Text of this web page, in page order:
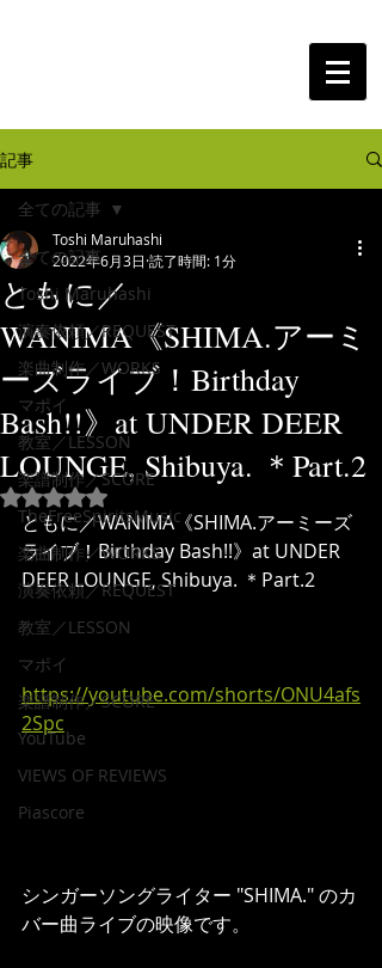
記事
全ての記事
Toshi Maruhashi
演奏依頼／REQUEST
楽曲制作／WORKS
マポイ
教室／LESSON
楽譜制作／SCORE
TheFreeSpiritsMusic
楽曲制作／WORKS
演奏依頼／REQUEST
教室／LESSON
マポイ
楽譜制作／SCORE
YouTube
VIEWS OF REVIEWS
Piascore
全ての記事
ともに／
WANIMA《SHIMA.アーミ
ーズライブ！Birthday
Bash!!》at UNDER DEER
LOUNGE, Shibuya. ＊Part.2
Toshi Maruhashi
2022年6月3日 読了時間: 1分
5つ星のうちNaNと評価されています。
ともに／WANIMA《SHIMA.アーミーズ
ライブ！Birthday Bash!!》at UNDER
DEER LOUNGE, Shibuya. ＊Part.2
https://youtube.com/shorts/ONU4afs
2Spc
シンガーソングライター "SHIMA." のカ
バー曲ライブの映像です。